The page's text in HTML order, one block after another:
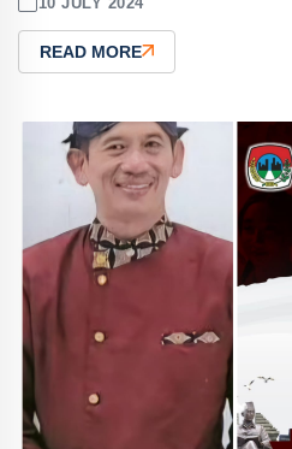
READ MORE